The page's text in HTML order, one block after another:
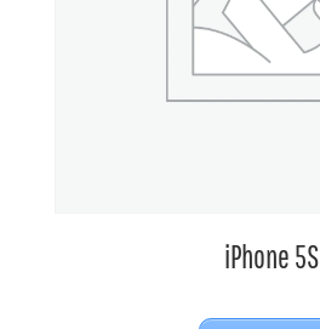
iPhone 5S